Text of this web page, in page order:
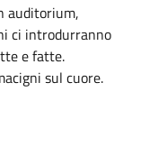
auditorium,
ci introdurranno
e fatte.
sul cuore.